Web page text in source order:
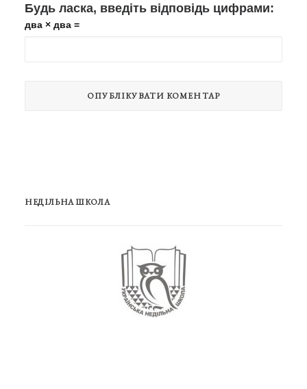
Будь ласка, введіть відповідь цифрами:
два × два =
НЕДІЛЬНА ШКОЛА